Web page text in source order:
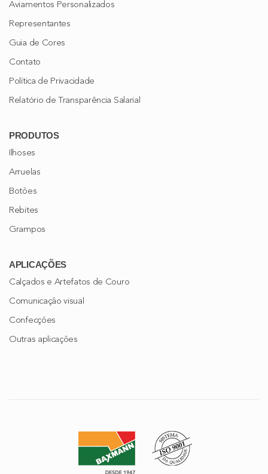
Aviamentos Personalizados
Representantes
Guia de Cores
Contato
Política de Privacidade
Relatório de Transparência Salarial
PRODUTOS
Ilhoses
Arruelas
Botões
Rebites
Grampos
APLICAÇÕES
Calçados e Artefatos de Couro
Comunicação visual
Confecções
Outras aplicações